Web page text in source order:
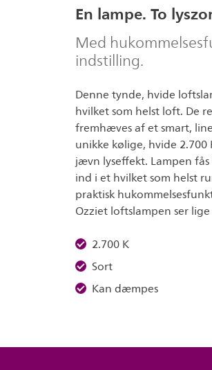
En lampe. To
Med
indstilling.
Denne tynde, hvide
hvilket som helst loft. De
fremhæves af et smart,
unikke kølige, hvide
jævn lyseffekt. Lampen
ind i et hvilket som helst
praktisk
Ozziet loftslampen ser
2.700 K
Sort
Kan dæmpes